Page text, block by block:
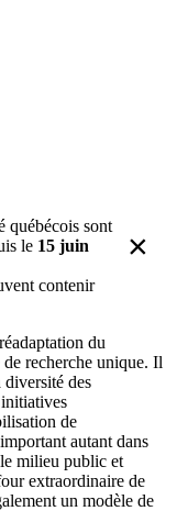
québécois sont
le 15 juin
contenir
×
du
recherche unique. Il
diversité des
de
autant dans
milieu public et
extraordinaire de
un modèle de